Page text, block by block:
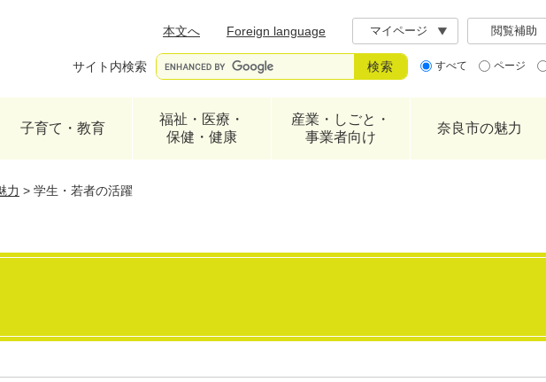
本文へ
Foreign language マイページ 閲覧補助
サイト内検索 すべて ページ
子育て・教育
福祉・医療・
保健・健康
産業・しごと・
事業者向け
奈良市の魅力
力 > 学生・若者の活躍